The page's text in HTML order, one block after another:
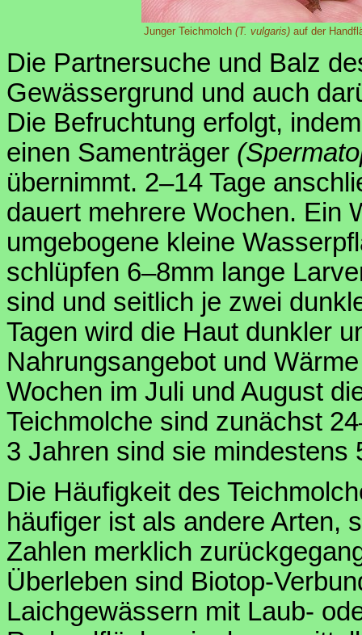
Junger Teichmolch (T. vulgaris)auf der
Die Partnersuche und Balz
Gewässergrund und auch
Die Befruchtung erfolgt,
einen Samenträger
übernimmt. 2–14 Tage
dauert mehrere Wochen. Ein
umgebogene kleine
schlüpfen 6–8mm lange
sind und seitlich je zwei
Tagen wird die Haut dunkler
Nahrungsangebot und
Wochen im Juli und August
Teichmolche sind zunächst
3 Jahren sind sie
Die Häufigkeit des
häufiger ist als andere Arten,
Zahlen merklich
Überleben sind Biotop-
Laichgewässern mit Laub-